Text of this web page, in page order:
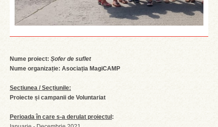
Nume proiect: Șofer de suflet
Nume organizație: Asociația MagiCAMP
Sectiunea / Secțiunile:
Proiecte și campanii de Voluntariat
Perioada în care s-a derulat proiectul :